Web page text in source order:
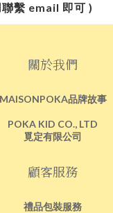
繫 email 即可 )
關於我們
MAISONPOKA品牌故事
POKA KID CO., LTD
覓定有限公司
顧客服務
禮品包裝服務